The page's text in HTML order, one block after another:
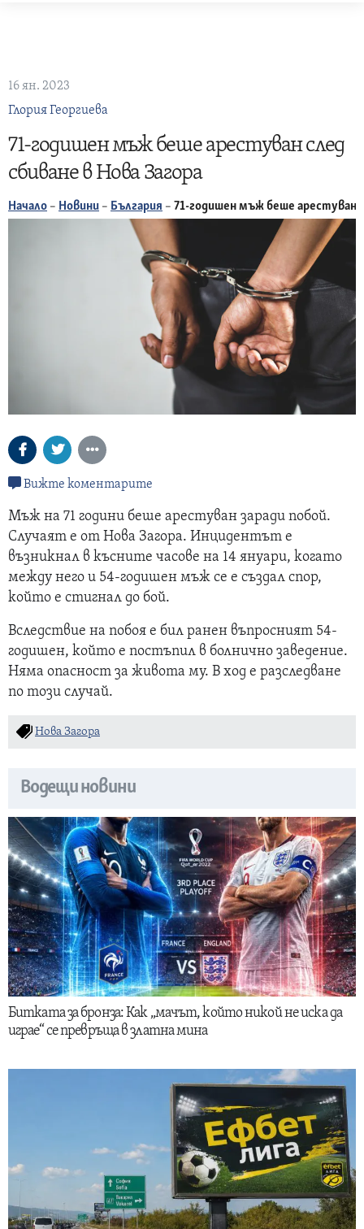
16 ян. 2023
Глория Георгиева
71-годишен мъж беше арестуван след
сбиване в Нова Загора
Начало – Новини – България – 71-годишен мъж беше арестуван
Вижте коментарите
Мъж на 71 години беше арестуван заради побой.
Случаят е от Нова Загора. Инцидентът е
възникнал в късните часове на 14 януари, когато
между него и 54-годишен мъж се е създал спор,
който е стигнал до бой.
Вследствие на побоя е бил ранен въпросният 54-
годишен, който е постъпил в болнично заведение.
Няма опасност за живота му. В ход е разследване
по този случай.
Нова Загора
Водещи новини
Битката за бронза: Как „мачът, който никой не иска да
играе“ се превръща в златна мина